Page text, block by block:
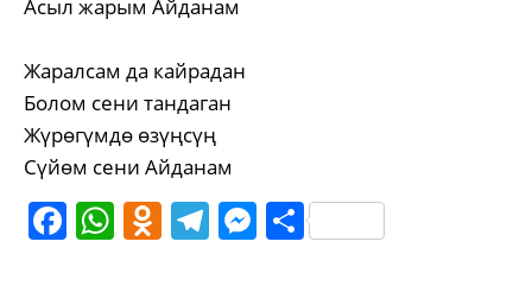
Асыл жарым Айданам
Жаралсам да кайрадан
Болом сени тандаган
Жүрөгүмдө өзүңсүң
Сүйөм сени Айданам
Facebook
WhatsApp
Odnoklassniki
Telegram
Messenger
Share